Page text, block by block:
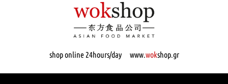
shop online 24hours/day www.wokshop.gr